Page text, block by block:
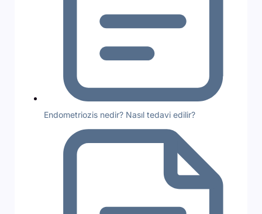
Endometriozis nedir? Nasıl tedavi edilir?